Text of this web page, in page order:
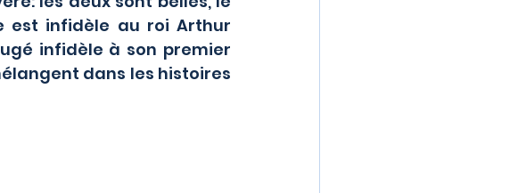
est infidèle au roi Arthur
infidèle à son premier
dans les histoires